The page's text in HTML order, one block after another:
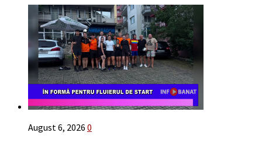
August 6, 2026 0